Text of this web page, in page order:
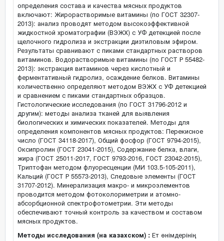
определения состава и качества мясных продуктов
включают: Жирорастворимые витамины (по ГОСТ 32307-
2013): анализ проводят методом высокоэффективной
жидкостной хроматографии (ВЭЖХ) с УФ детекцией после
щелочного гидролиза и экстракции диэтиловым эфиром.
Результаты сравнивают с пиками стандартных растворов
витаминов. Водорастворимые витамины (по ГОСТ Р 55482-
2013): экстракция витаминов через кислотный и
ферментативный гидролиз, осаждение белков. Витамины
количественно определяют методом ВЭЖХ с УФ детекцией
и сравнением с пиками стандартных образцов.
Гистологические исследования (по ГОСТ 31796-2012 и
другим): методы анализа тканей для выявления
биологических и химических показателей. Методы для
определения компонентов мясных продуктов: Перекисное
число (ГОСТ 34118-2017), Общий фосфор (ГОСТ 9794-2015),
Оксипролин (ГОСТ 23041-2015), Содержание белка, влаги,
жира (ГОСТ 25011-2017, ГОСТ 9793-2016, ГОСТ 23042-2015),
Триптофан методом флуоресценции (МИ 103.5-105-2011),
Кальций (ГОСТ Р 55573-2013), Следовые элементы (ГОСТ
31707-2012). Минерализация макро- и микроэлементов
проводится методом фотоколориметрии и атомно-
абсорбционной спектрофотометрии. Эти методы
обеспечивают точный контроль за качеством и составом
мясных продуктов.
Методы исследования (на казахском) : Ет өнімдерінің